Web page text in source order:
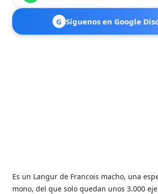
G Síguenos en Google
Es un Langur de Francois macho, una
mono, del que solo quedan unos 3.000